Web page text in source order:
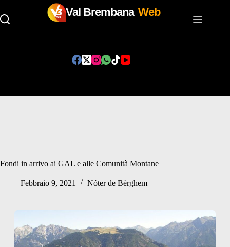
Val Brembana Web
Fondi in arrivo ai GAL e alle Comunità Montane
Febbraio 9, 2021 Nóter de Bèrghem